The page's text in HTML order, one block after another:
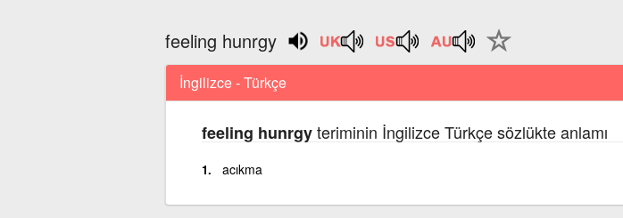
feeling hunrgy
İngilizce - Türkçe
feeling hunrgyteriminin İngilizce Türkçe sözlükte anlamı
acıkma